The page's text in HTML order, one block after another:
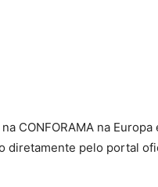
CONFORAMA na
diretamente pelo portal